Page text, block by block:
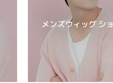
メンズウィッグ シ